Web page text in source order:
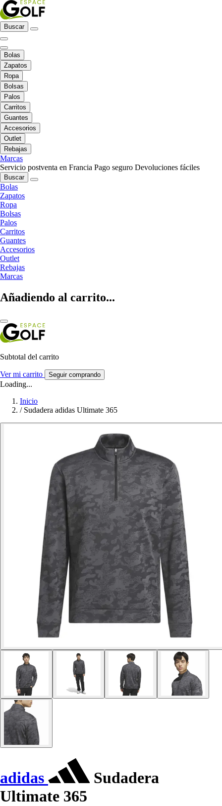
Buscar
Bolas
Zapatos
Ropa
Bolsas
Palos
Carritos
Guantes
Accesorios
Outlet
Rebajas
Marcas
Servicio postventa en Francia Pago seguro Devoluciones fáciles
Buscar
Bolas
Zapatos
Ropa
Bolsas
Palos
Carritos
Guantes
Accesorios
Outlet
Rebajas
Marcas
Añadiendo al carrito...
Subtotal del carrito
Ver mi carrito Seguir comprando
Loading...
Inicio
/ Sudadera adidas Ultimate 365
adidas
Sudadera
Ultimate 365